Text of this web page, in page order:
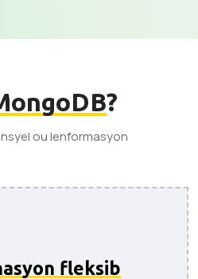
?
ou lenformasyon
fleksib